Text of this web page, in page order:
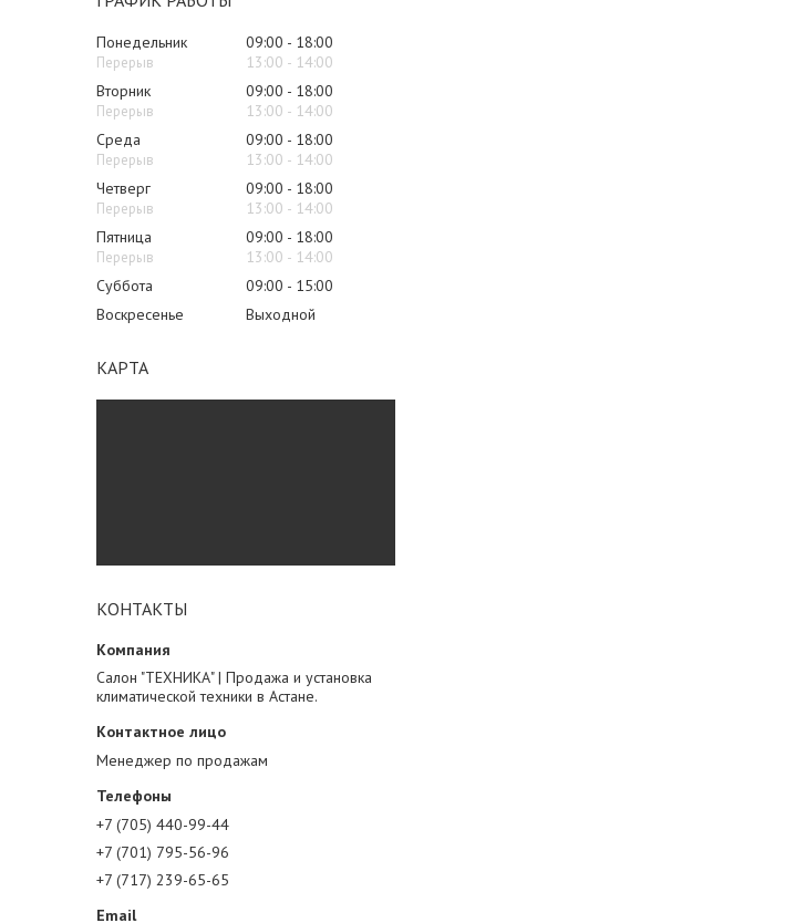
Понедельник 09:00
18:00
13:00
14:00
Вторник
09:00
18:00
13:00
14:00
Среда
09:00
18:00
13:00
14:00
Четверг
09:00
18:00
13:00
14:00
Пятница
09:00
18:00
13:00
14:00
Суббота
09:00
15:00
Воскресенье
Выходной
КАРТА
КОНТАКТЫ
Салон "ТЕХНИКА" | Продажа и установка
климатической техники в Астане.
Менеджер по продажам
+7 (705) 440-99-44
+7 (701) 795-56-96
+7 (717) 239-65-65